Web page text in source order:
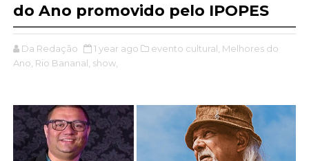
do Ano promovido pelo IPOPES
Da Redação 1 year ago evento cultural, Melhores do
Ano, Rio Bananal, show,